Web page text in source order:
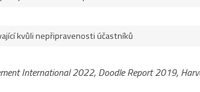
kvůli nepřipravenosti účastníků
International 2022, Doodle Report 2019,